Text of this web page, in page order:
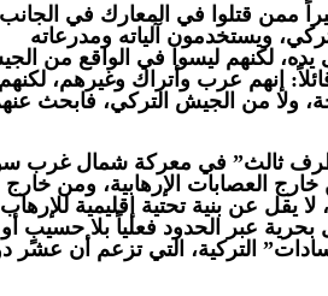
ممن قتلوا في المعارك في الجانب
ويستخدمون آلياته ومدرعاته
يده، لكنهم ليسوا في الواقع من
إنهم عرب وأتراك وغيرهم، لكنهم
ولا من الجيش التركي، فابحث
ثالث” في معركة شمال غرب
العصابات الإرهابية، ومن خارج
يقل عن بنية تحتية إقليمية للإرهاب
عبر الحدود فعلياً بلا حسيبٍ أو
التركية، التي تزعم أن عشر